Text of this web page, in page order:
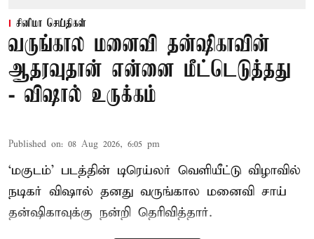
சினிமா செய்திகள்
வருங்கால மனைவி தன்ஷிகாவின்
ஆதரவுதான் என்னை மீட்டெடுத்தது
- விஷால் உருக்கம்
Published on: 08 Aug 2026, 6:05 pm
‘மகுடம்’ படத்தின் டிரெய்லர் வெளியீட்டு விழாவில்
நடிகர் விஷால் தனது வருங்கால மனைவி சாய்
தன்ஷிகாவுக்கு நன்றி தெரிவித்தார்.